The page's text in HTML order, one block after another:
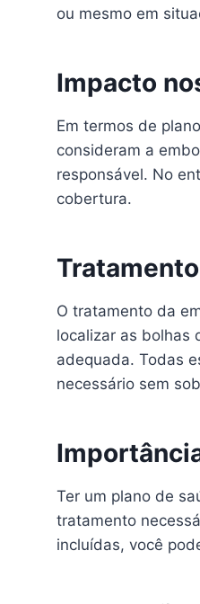
ou mesmo em
Impacto
Em termos de
consideram a
responsável. No
cobertura.
O tratamento da
localizar as bolhas
adequada. Todas
necessário sem
Ter um plano de
tratamento
incluídas, você